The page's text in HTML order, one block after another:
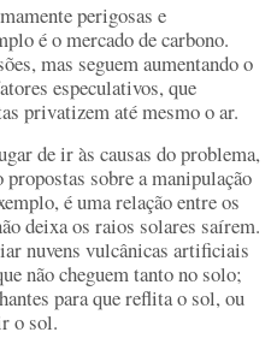
perigosas e
é o mercado de carbono.
mas seguem aumentando o
especulativos, que
privatizem até mesmo o ar.
de ir às causas do problema,
propostas sobre a manipulação
é uma relação entre os
deixa os raios solares saírem.
nuvens vulcânicas artificiais
não cheguem tanto no solo;
para que reflita o sol, ou
o sol.